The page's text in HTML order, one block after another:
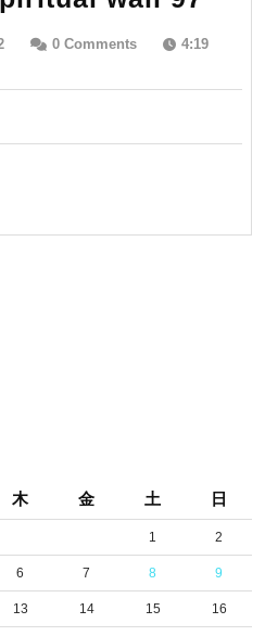
wall
ken12020 Comments
4:19
木 金 土 日
1 2
6 7 8 9
13 14 15 16